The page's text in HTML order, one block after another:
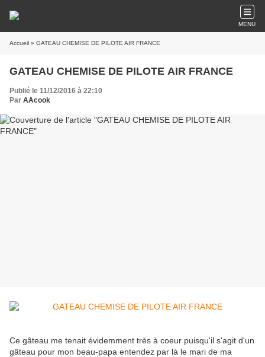
MENU
Accueil » GATEAU CHEMISE DE PILOTE AIR FRANCE
GATEAU CHEMISE DE PILOTE AIR FRANCE
Publié le 11/12/2016 à 22:10
Par AAcook
Ce gâteau me tenait évidemment très à coeur puisqu'il s'agit d'un
gâteau pour mon beau-papa entendez par là le mari de ma